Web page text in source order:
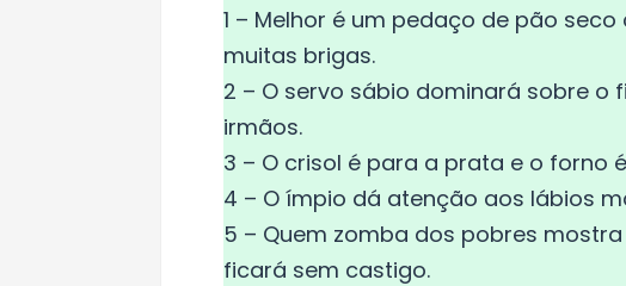
1 – Melhor é um pedaço de pão
muitas brigas.
2 – O servo sábio dominará sobre
irmãos.
3 – O crisol é para a prata e o forno
4 – O ímpio dá atenção aos lábios
5 – Quem zomba dos pobres
ficará sem castigo.